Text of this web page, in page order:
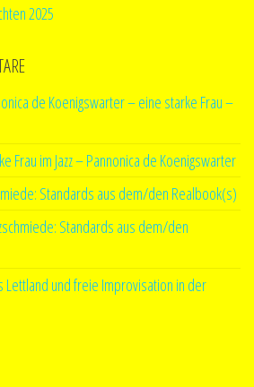
2025
de Koenigswarter – eine starke Frau –
Frau im Jazz – Pannonica de Koenigswarter
Standards aus dem/den Realbook(s)
Standards aus dem/den
Lettland und freie Improvisation in der